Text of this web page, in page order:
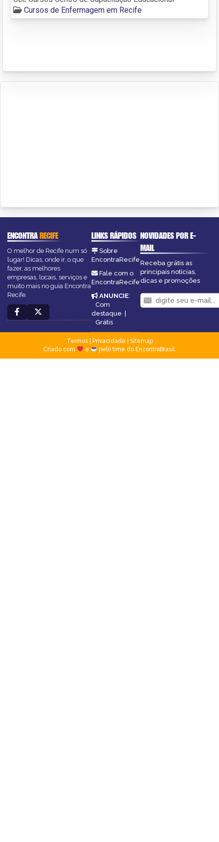
Cursos de Enfermagem em Recife
ENCONTRARECIFE
O melhor de Recife num só
lugar! Dicas, onde ir, o que
fazer, as melhores
empresas, locais, serviços e
muito mais no guia Encontra
Recife.
LINKS RÁPIDOS
Sobre
EncontraRecife
Fale com o
EncontraRecife
ANUNCIE:
Com
destaque |
Grátis
NOVIDADES POR E-
MAIL
Receba grátis as
principais notícias,
dicas e promoções
Termos| Privacidade
Sitemap
Criado com
e pelo time do EncontraBrasil